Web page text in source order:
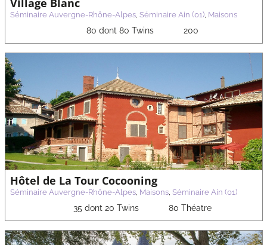
Village Blanc
Séminaire Auvergne-Rhône-Alpes, Séminaire Ain (01), Maisons
80 dont 80 Twins 200
Hôtel de La Tour Cocooning
Séminaire Auvergne-Rhône-Alpes, Maisons, Séminaire Ain (01)
35 dont 20 Twins 80 Théatre